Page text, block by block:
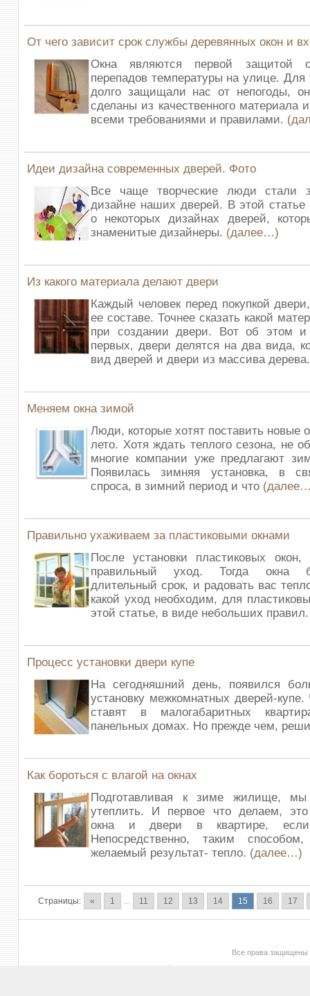
От чего зависит срок службы деревянных окон и
Окна являются первой защитой
перепадов температуры на улице. Для
долго защищали нас от непогоды,
сделаны из качественного материала
всеми требованиями и правилами.
Идеи дизайна современных дверей. Фото
Все чаще творческие люди стали
дизайне наших дверей. В этой статье
о некоторых дизайнах дверей,
знаменитые дизайнеры. (далее…)
Из какого материала делают двери
Каждый человек перед покупкой
ее составе. Точнее сказать какой
при создании двери. Вот об этом и
первых, двери делятся на два вида,
вид дверей и двери из массива
Меняем окна зимой
Люди, которые хотят поставить новые
лето. Хотя ждать теплого сезона, не
многие компании уже предлагают
Появилась зимняя установка, в
спроса, в зимний период и что
Правильно ухаживаем за пластиковыми окнами
После установки пластиковых
правильный уход. Тогда окна
длительный срок, и радовать вас
какой уход необходим, для
этой статье, в виде небольших
Процесс установки двери купе
На сегодняшний день, появился
установку межкомнатных дверей-
ставят в малогабаритных
панельных домах. Но прежде чем,
Как бороться с влагой на окнах
Подготавливая к зиме жилище, мы
утеплить. И первое что делаем, это
окна и двери в квартире,
Непосредственно, таким
желаемый результат- тепло. (далее…)
Страницы: « 1 ... 11 12 13 14 15 16 17
Все права